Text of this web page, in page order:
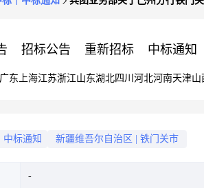
招标公告 重新招标 中标通知
广东 上海江苏浙江山东湖北四川 河北河南天津山
中标通知 新疆维吾尔自治区 铁门关市